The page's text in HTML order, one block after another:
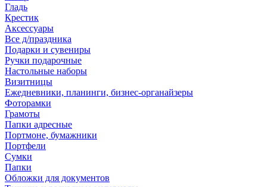
Гладь
Крестик
Аксессуары
Все д/праздника
Подарки и сувениры
Ручки подарочные
Настольные наборы
Визитницы
Ежедневники, планинги, бизнес-органайзеры
Фоторамки
Грамоты
Папки адресные
Портмоне, бумажники
Портфели
Сумки
Папки
Обложки для документов